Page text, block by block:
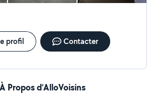
profil Contacter
À Propos d’AlloVoisins